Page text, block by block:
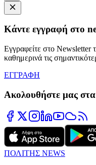
Κάντε εγγραφή στο
Εγγραφείτε στο Newsletter
καθημερινά τις
ΕΓΓΡΑΦΗ
Ακολουθήστε μας
ΠΟΛΙΤΗΣ NEWS